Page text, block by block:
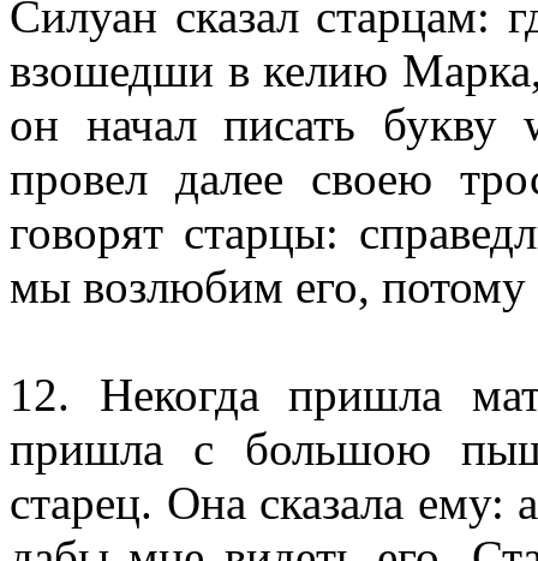
Силуан сказал старцам:
взошедши в келию Марка,
он начал писать
провел далее своею
говорят старцы:
мы возлюбим его, потому
12. Некогда пришла
пришла с большою
старец. Она сказала